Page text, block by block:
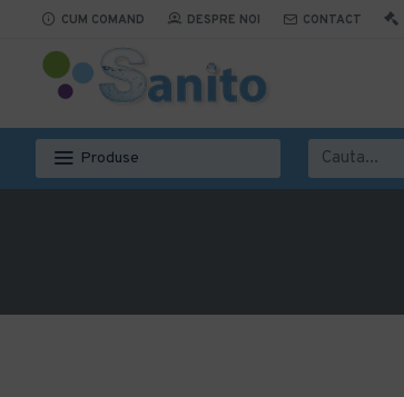
CUM COMAND DESPRE NOI CONTACT
Produse